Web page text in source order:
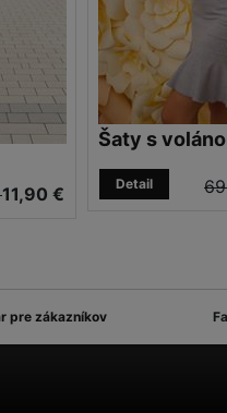
11,90 €
Šaty s
Detail
pre zákazníkov